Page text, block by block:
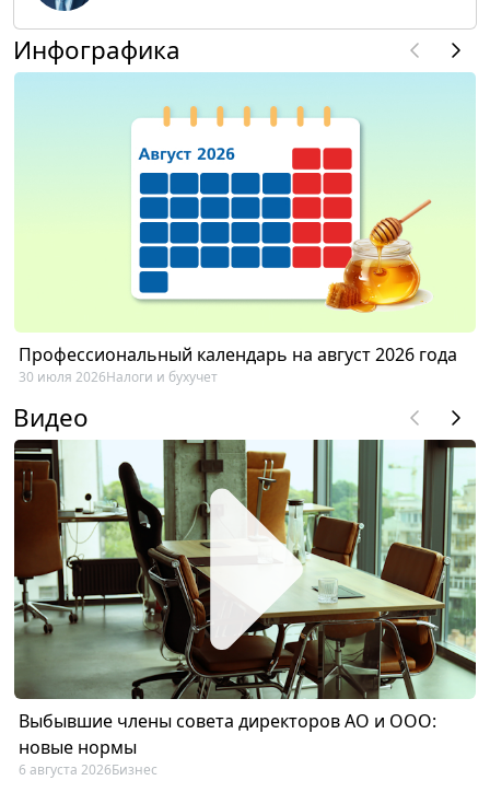
Инфографика
Профессиональный календарь на август 2026 года
30 июля 2026Налоги и бухучет
Видео
Выбывшие члены совета директоров АО и ООО:
новые нормы
6 августа 2026Бизнес